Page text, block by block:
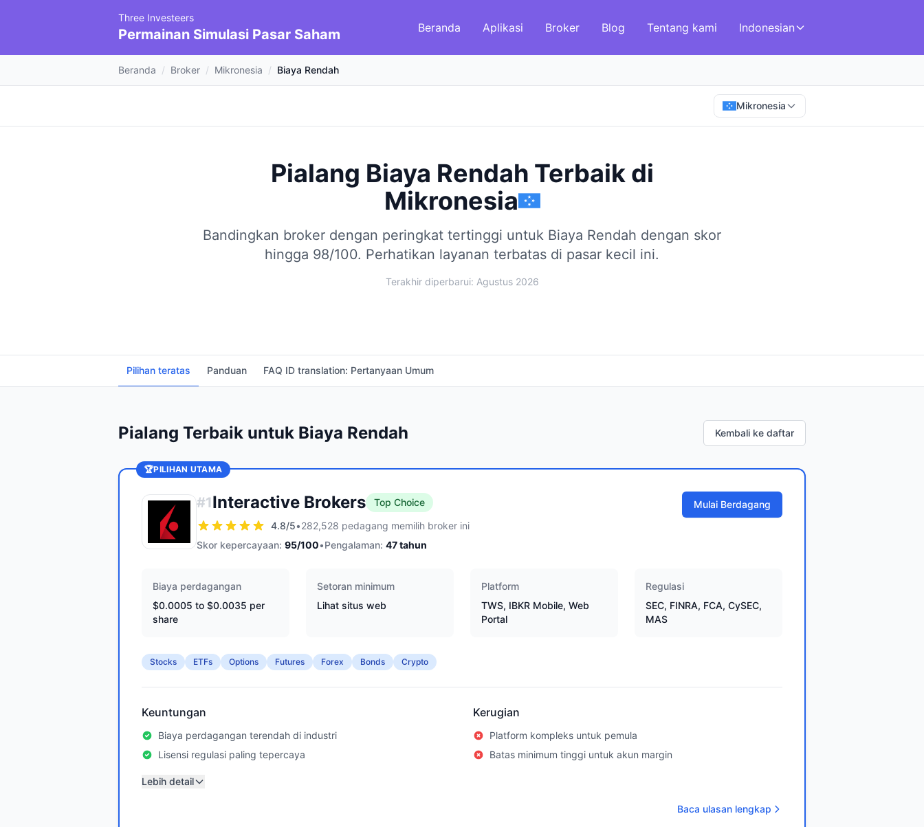
Three Investeers
Permainan Simulasi Pasar Saham Beranda Aplikasi Broker Blog Tentang kami Indonesian
Beranda / Broker / Mikronesia / Biaya Rendah
Mikronesia
Pialang Biaya Rendah Terbaikdi
Mikronesia
Bandingkan broker dengan peringkat tertinggi untuk Biaya Rendah dengan skor
hingga 98/100. Perhatikan layanan terbatas di pasar kecil ini.
Terakhir diperbarui: Agustus 2026
Pilihan teratas Panduan FAQ ID translation: Pertanyaan Umum
Pialang Terbaik untuk Biaya Rendah Kembali ke daftar
🏆PILIHAN UTAMA
#1Interactive Brokers
Top Choice
4.8/5•282,528 pedagang memilih broker ini
Skor kepercayaan: 95/100•Pengalaman: 47tahun
Mulai Berdagang
Biaya perdagangan
$0.0005 to $0.0035 per
share
Setoran minimum
Lihat situs web
Platform
TWS, IBKR Mobile, Web
Portal
Regulasi
SEC, FINRA, FCA, CySEC,
MAS
Stocks ETFs Options Futures Forex Bonds Crypto
Keuntungan
Biaya perdagangan terendah di industri
Lisensi regulasi paling tepercaya
Kerugian
Platform kompleks untuk pemula
Batas minimum tinggi untuk akun margin
Lebih detail
Baca ulasan lengkap